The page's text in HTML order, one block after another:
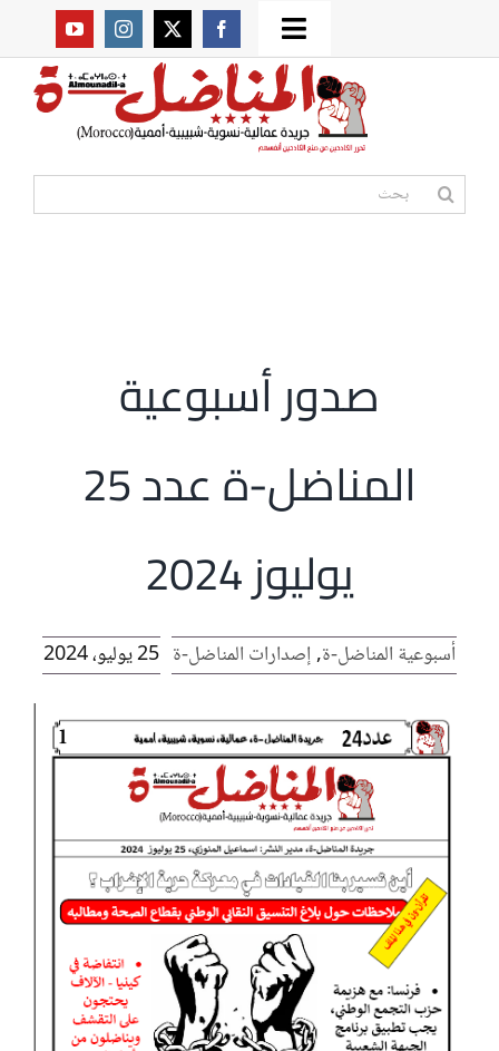
to
Toggle
Navigation
من نحن؟
روابط
البحث
صدور أسبوعية
المناضل-ة عدد 25
يوليوز 2024
أسبوعية المناضل-ة,إصدارات المناضل-ة 25 يوليو، 2024